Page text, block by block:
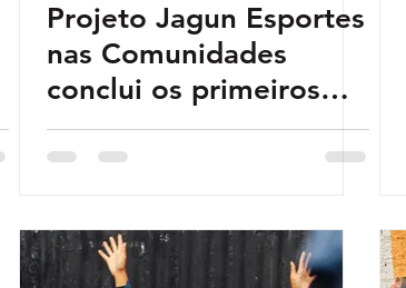
Projeto Jagun Esportes
nas Comunidades
conclui os primeiros
seis meses no primeiro
bairro, com mais de
beneficiadas